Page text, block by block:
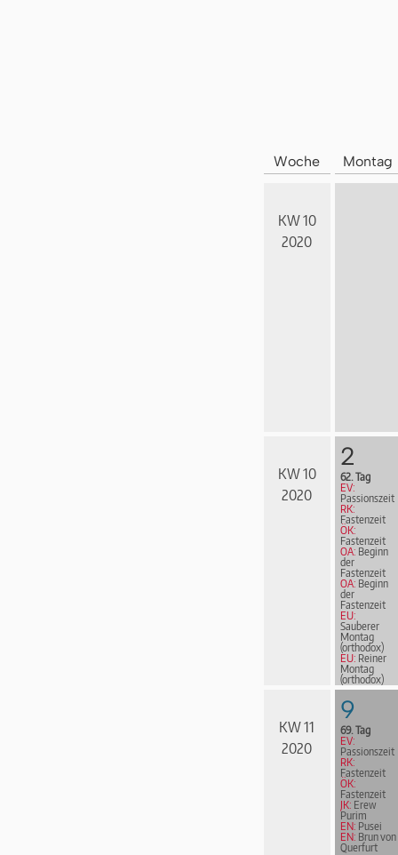
Woche Montag
KW 10
2020
KW 10
2020
2
62. Tag
EV:
Passionszeit
RK:
Fastenzeit
ÖK:
Fastenzeit
OA: Beginn
der
Fastenzeit
OA: Beginn
der
Fastenzeit
EU:
Sauberer
Montag
(orthodox)
EU: Reiner
Montag
(orthodox)
EN:John
Wesley
KW 11
2020
9
69. Tag
EV:
Passionszeit
RK:
Fastenzeit
ÖK:
Fastenzeit
JK: Erew
Purim
EN: Pusei
EN: Brun von
Querfurt